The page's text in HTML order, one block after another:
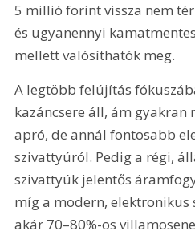
5 millió forint vissza nem
és ugyanennyi
mellett valósíthatók meg.
A legtöbb felújítás
kazáncsere áll, ám gyakran
apró, de annál fontosabb
szivattyúról. Pedig a régi,
szivattyúk jelentős
míg a modern,
akár 70–80%-os